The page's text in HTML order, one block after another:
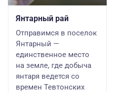
Янтарный рай
Отправимся в поселок
Янтарный —
единственное место
на земле, где добыча
янтаря ведется со
времен Тевтонских